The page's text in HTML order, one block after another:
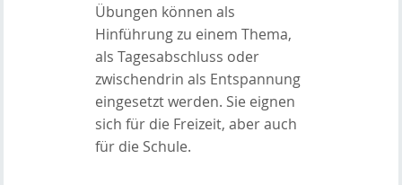
Übungen können als
Hinführung zu einem Thema,
als Tagesabschluss oder
zwischendrin als Entspannung
eingesetzt werden. Sie eignen
sich für die Freizeit, aber auch
für die Schule.